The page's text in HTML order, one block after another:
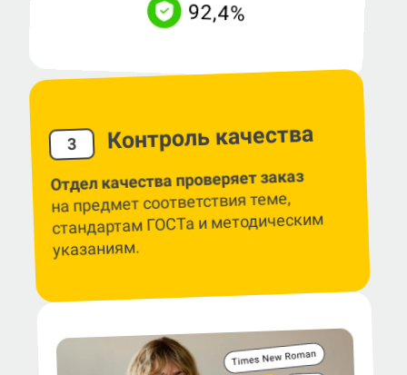
3 Контроль качества
Отдел качества проверяет заказ
на предмет соответствия теме,
стандартам ГОСТа и методическим
указаниям.